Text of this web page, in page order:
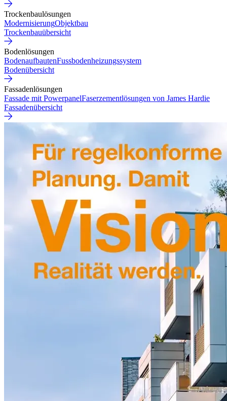
Trockenbaulösungen
ModernisierungObjektbau
Trockenbauübersicht
Bodenlösungen
BodenaufbautenFussbodenheizungssystem
Bodenübersicht
Fassadenlösungen
Fassade mit PowerpanelFaserzementlösungen von James Hardie
Fassadenübersicht